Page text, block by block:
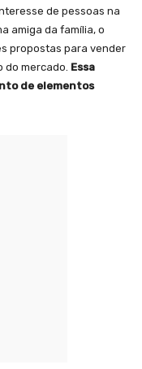
de pessoas na
amiga da família, o
propostas para vender
do mercado. Essa
de elementos